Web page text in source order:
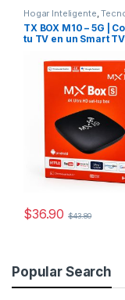
Hogar Inteligente ,
TX BOX M10 – 5G |
tu TV en un Smart
$36.90 $43.80
Popular Search